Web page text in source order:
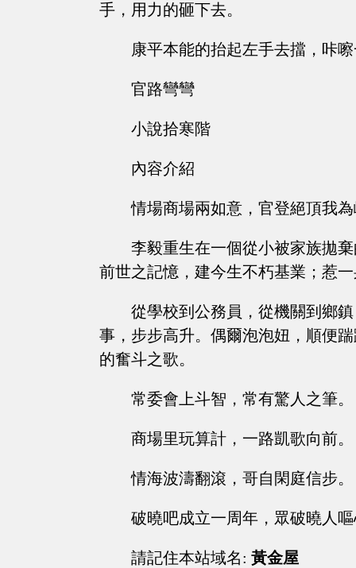
手，用力的砸下去。
康平本能的抬起左手去擋，咔
官路彎彎
小說拾寒階
內容介紹
情場商場兩如意，官登絕頂我
李毅重生在一個從小被家族拋
前世之記憶，建今生不朽基業；惹
從學校到公務員，從機關到鄉
事，步步高升。偶爾泡泡妞，順便
的奮斗之歌。
常委會上斗智，常有驚人之筆。
商場里玩算計，一路凱歌向前。
情海波濤翻滾，哥自閑庭信步。
破曉吧成立一周年，眾破曉人
請記住本站域名: 黃金屋